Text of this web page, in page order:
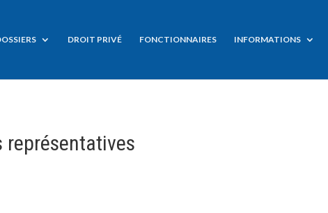
DROIT PRIVÉ FONCTIONNAIRES INFORMATIONS
représentatives